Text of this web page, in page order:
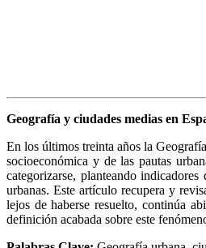
Geografía y ciudades medias en
En los últimos treinta años la
socioeconómica y de las pautas
categorizarse, planteando
urbanas. Este artículo recupera y
lejos de haberse resuelto, continúa
definición acabada sobre este